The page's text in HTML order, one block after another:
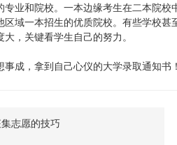
业和院校。一本边缘考生在二本院
域一本招生的优质院校。有些学校
，关键看学生自己的努力。
成，拿到自己心仪的大学录取通知书
志愿的技巧